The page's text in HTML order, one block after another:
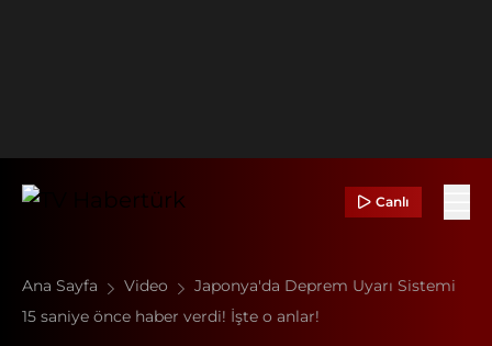
Canlı
Ana Sayfa Video
Japonya'da Deprem Uyarı Sistemi
15 saniye önce haber verdi! İşte o anlar!